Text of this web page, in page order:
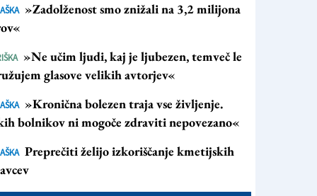
»Zadolženost smo znižali na 3,2 milijona
»Ne učim ljudi, kaj je ljubezen, temveč le
glasove velikih avtorjev«
»Kronična bolezen traja vse življenje.
bolnikov ni mogoče zdraviti nepovezano«
Preprečiti želijo izkoriščanje kmetijskih